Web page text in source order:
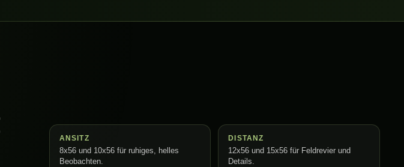
ANSITZ
8x56 und 10x56 für ruhiges, helles
Beobachten.
DISTANZ
12x56 und 15x56 für Feldrevier und
Details.